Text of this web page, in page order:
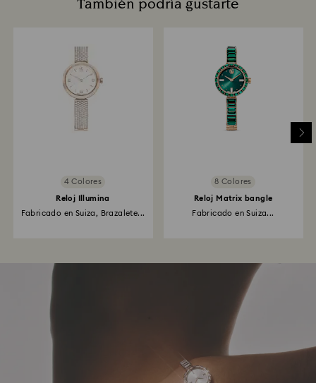
También podría gustarte
4 Colores
Reloj Illumina
Fabricado en Suiza, Brazalete...
8 Colores
Reloj Matrix bangle
Fabricado en Suiza...